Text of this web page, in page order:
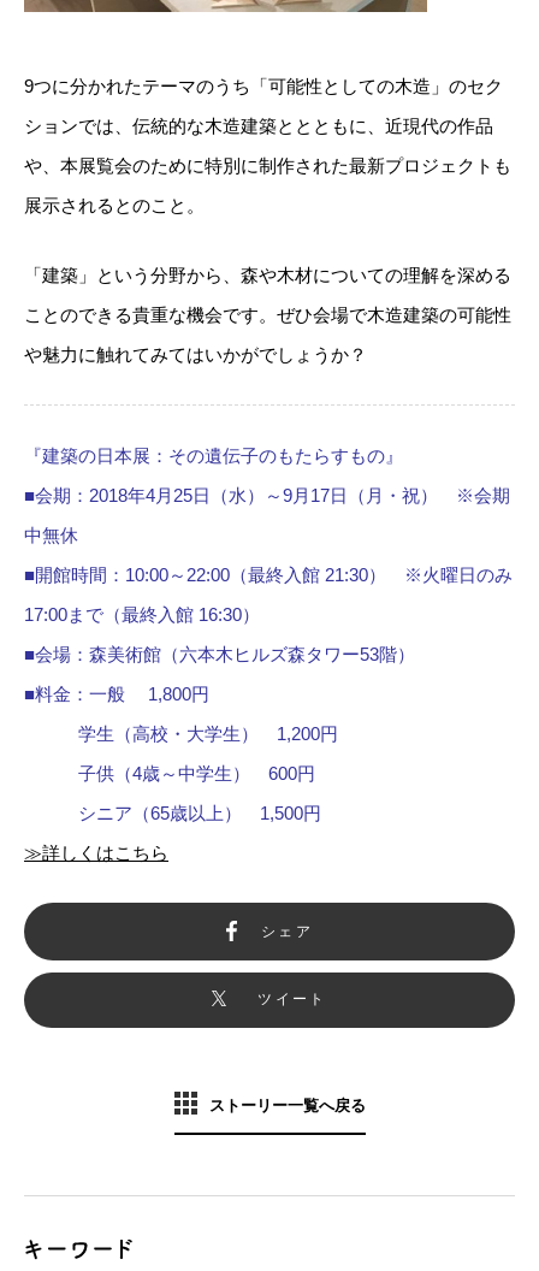
9つに分かれたテーマのうち「可能性としての木造」のセク
ションでは、伝統的な木造建築ととともに、近現代の作品
や、本展覧会のために特別に制作された最新プロジェクトも
展示されるとのこと。
「建築」という分野から、森や木材についての理解を深める
ことのできる貴重な機会です。ぜひ会場で木造建築の可能性
や魅力に触れてみてはいかがでしょうか？
『建築の日本展：その遺伝子のもたらすもの』
■会期：2018年4月25日（水）～9月17日（月・祝） ※会期
中無休
■開館時間：10:00～22:00（最終入館 21:30） ※火曜日のみ
17:00まで（最終入館 16:30）
■会場：森美術館（六本木ヒルズ森タワー53階）
■料金：一般 1,800円
学生（高校・大学生） 1,200円
子供（4歳～中学生） 600円
シニア（65歳以上） 1,500円
≫詳しくはこちら
シェア
ツイート
ストーリー一覧へ戻る